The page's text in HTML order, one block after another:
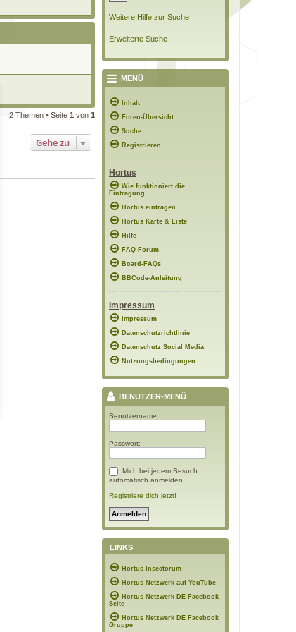
2 Themen • Seite 1 von 1
Gehe zu
Weitere Hilfe zur Suche
Erweiterte Suche
MENÜ
Inhalt
Foren-Übersicht
Suche
Registrieren
Hortus
Wie funktioniert die
Eintragung
Hortus eintragen
Hortus Karte & Liste
Hilfe
FAQ-Forum
Board-FAQs
BBCode-Anleitung
Impressum
Impressum
Datenschutzrichtlinie
Datenschutz Social Media
Nutzungsbedingungen
BENUTZER-MENÜ
Benutzername:
Passwort:
Mich bei jedem Besuch
automatisch anmelden
Registriere dich jetzt!
LINKS
Hortus Insectorum
Hortus Netzwerk auf YouTube
Hortus Netzwerk DE Facebook
Seite
Hortus Netzwerk DE Facebook
Gruppe